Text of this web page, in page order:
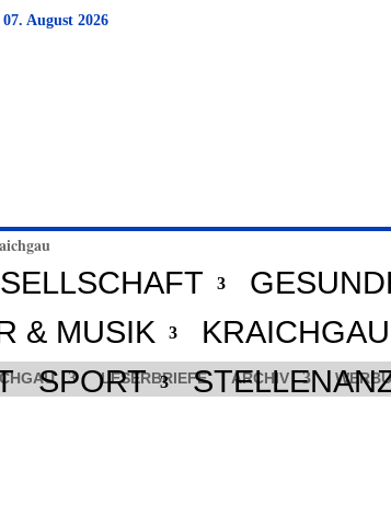
August 2026
& MUSIK KRAICHGAU
SPORTLESERBRIEFE ARCHIV